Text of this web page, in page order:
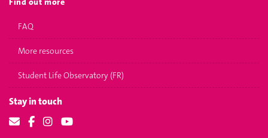
FAQ
More resources
Student Life Observatory (FR)
Stay in touch